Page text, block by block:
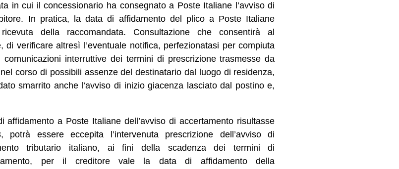
in cui il concessionario ha consegnato a Poste Italiane l’avviso di
In pratica, la data di affidamento del plico a Poste Italiane
della raccomandata. Consultazione che consentirà al
di verificare altresì l’eventuale notifica, perfezionatasi per compiuta
comunicazioni interruttive dei termini di prescrizione trasmesse da
corso di possibili assenze del destinatario dal luogo di residenza,
smarrito anche l’avviso di inizio giacenza lasciato dal postino e,
affidamento a Poste Italiane dell’avviso di accertamento risultasse
essere eccepita l’intervenuta prescrizione dell’avviso di
tributario italiano, ai fini della scadenza dei termini di
per il creditore vale la data di affidamento della